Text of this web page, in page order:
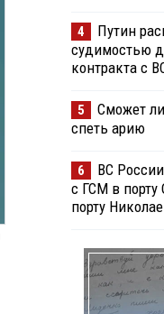
4
Путин
судимостью
контракта с
5
Сможет
спеть арию
6
ВС
с ГСМ в
порту